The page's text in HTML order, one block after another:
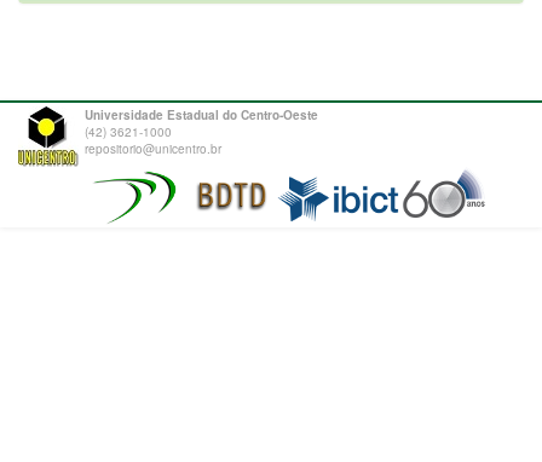
Universidade Estadual do Centro-Oeste
(42) 3621-1000
repositorio@unicentro.br